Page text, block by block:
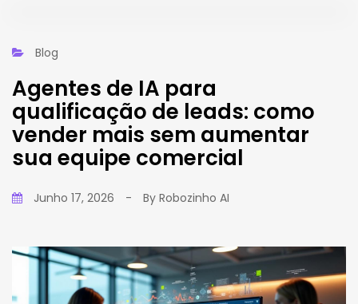
Blog
Agentes de IA para
qualificação de leads: como
vender mais sem aumentar
sua equipe comercial
Junho 17, 2026 - By Robozinho AI